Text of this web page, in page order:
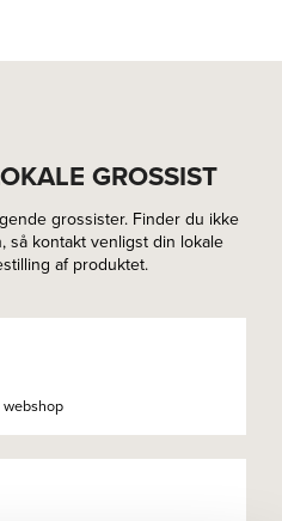
GROSSIST
grossister. Finder du ikke
så kontakt venligst din lokale
af produktet.